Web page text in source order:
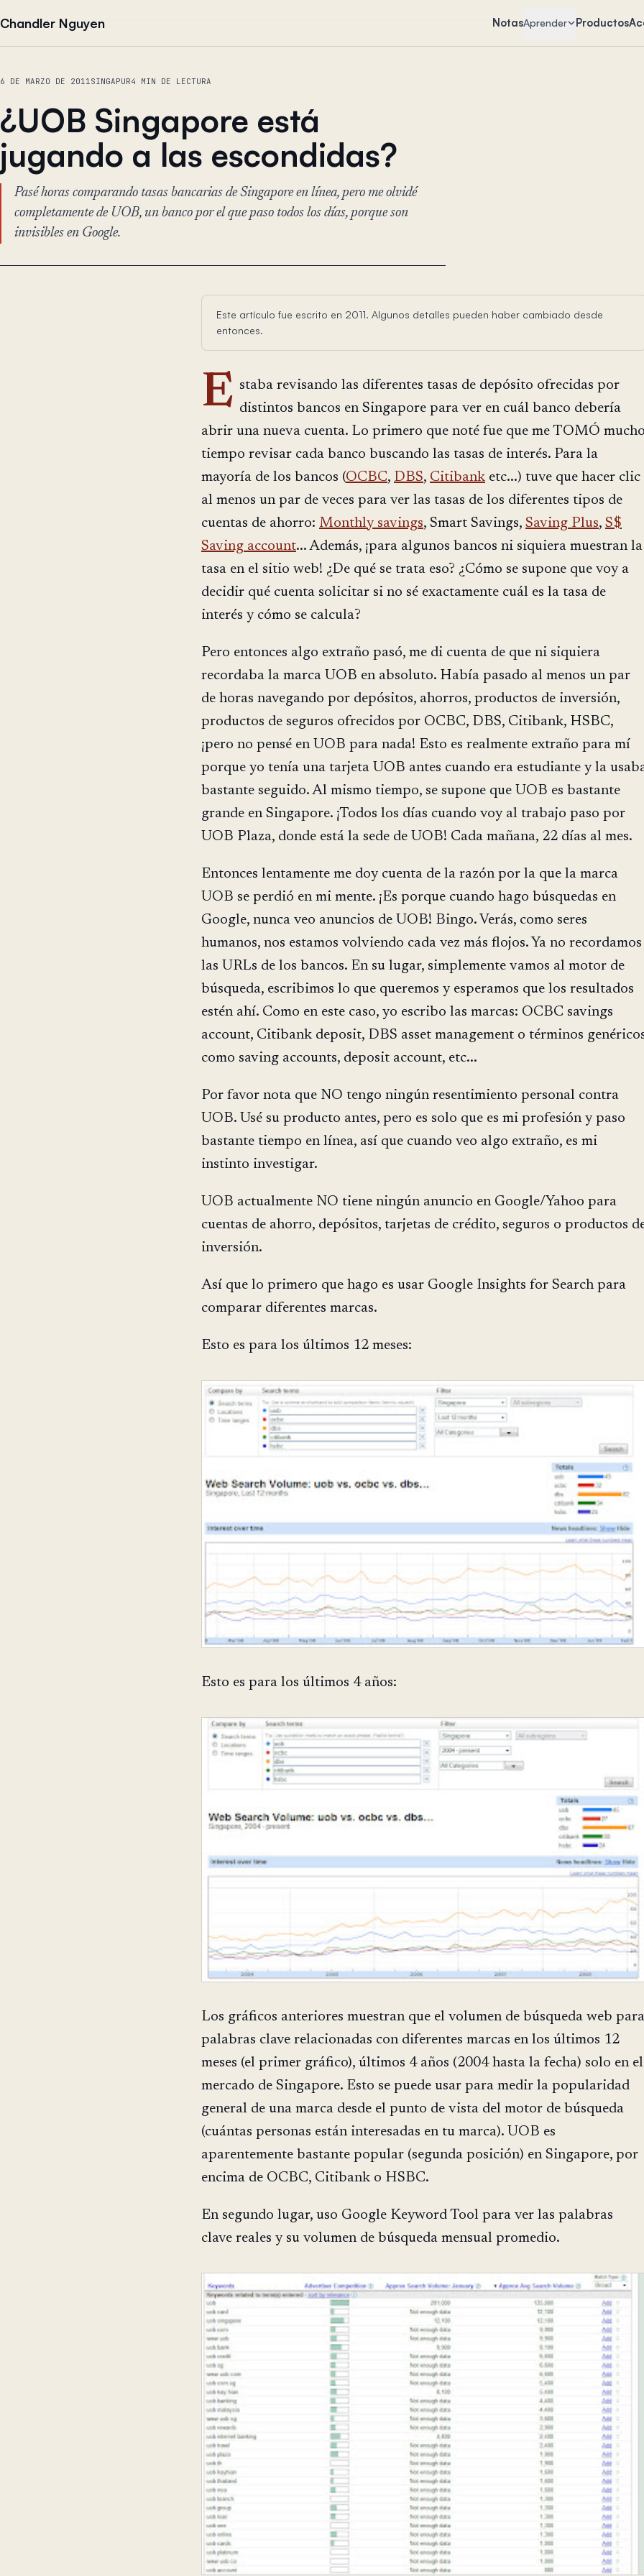
Chandler Nguyen NotasAprender Productos
6 DE MARZO DE 2011SINGAPUR4 MIN DE LECTURA
¿UOB Singapore está
jugando a las escondidas?
Pasé horas comparando tasas bancarias de Singapore en línea, pero me olvidé
completamente de UOB, un banco por el que paso todos los días, porque son
invisibles en Google.
Este artículo fue escrito en 2011. Algunos detalles pueden haber cambiado desde
entonces.
E staba revisando las diferentes tasas de depósito ofrecidas por
distintos bancos en Singapore para ver en cuál banco debería
abrir una nueva cuenta. Lo primero que noté fue que me TOMÓ
tiempo revisar cada banco buscando las tasas de interés. Para la
mayoría de los bancos (OCBC, DBS, Citibank etc...) tuve que hacer clic
al menos un par de veces para ver las tasas de los diferentes tipos de
cuentas de ahorro: Monthly savings, Smart Savings, Saving Plus, S$
Saving account... Además, ¡para algunos bancos ni siquiera muestran la
tasa en el sitio web! ¿De qué se trata eso? ¿Cómo se supone que voy a
decidir qué cuenta solicitar si no sé exactamente cuál es la tasa de
interés y cómo se calcula?
Pero entonces algo extraño pasó, me di cuenta de que ni siquiera
recordaba la marca UOB en absoluto. Había pasado al menos un par
de horas navegando por depósitos, ahorros, productos de inversión,
productos de seguros ofrecidos por OCBC, DBS, Citibank, HSBC,
¡pero no pensé en UOB para nada! Esto es realmente extraño para mí
porque yo tenía una tarjeta UOB antes cuando era estudiante y la
bastante seguido. Al mismo tiempo, se supone que UOB es bastante
grande en Singapore. ¡Todos los días cuando voy al trabajo paso por
UOB Plaza, donde está la sede de UOB! Cada mañana, 22 días al mes.
Entonces lentamente me doy cuenta de la razón por la que la marca
UOB se perdió en mi mente. ¡Es porque cuando hago búsquedas en
Google, nunca veo anuncios de UOB! Bingo. Verás, como seres
humanos, nos estamos volviendo cada vez más flojos. Ya no recordamos
las URLs de los bancos. En su lugar, simplemente vamos al motor de
búsqueda, escribimos lo que queremos y esperamos que los resultados
estén ahí. Como en este caso, yo escribo las marcas: OCBC savings
account, Citibank deposit, DBS asset management o términos
como saving accounts, deposit account, etc...
Por favor nota que NO tengo ningún resentimiento personal contra
UOB. Usé su producto antes, pero es solo que es mi profesión y paso
bastante tiempo en línea, así que cuando veo algo extraño, es mi
instinto investigar.
UOB actualmente NO tiene ningún anuncio en Google/Yahoo para
cuentas de ahorro, depósitos, tarjetas de crédito, seguros o productos
inversión.
Así que lo primero que hago es usar Google Insights for Search para
comparar diferentes marcas.
Esto es para los últimos 12 meses:
Esto es para los últimos 4 años:
Los gráficos anteriores muestran que el volumen de búsqueda web para
palabras clave relacionadas con diferentes marcas en los últimos 12
meses (el primer gráfico), últimos 4 años (2004 hasta la fecha) solo en el
mercado de Singapore. Esto se puede usar para medir la popularidad
general de una marca desde el punto de vista del motor de búsqueda
(cuántas personas están interesadas en tu marca). UOB es
aparentemente bastante popular (segunda posición) en Singapore, por
encima de OCBC, Citibank o HSBC.
En segundo lugar, uso Google Keyword Tool para ver las palabras
clave reales y su volumen de búsqueda mensual promedio.